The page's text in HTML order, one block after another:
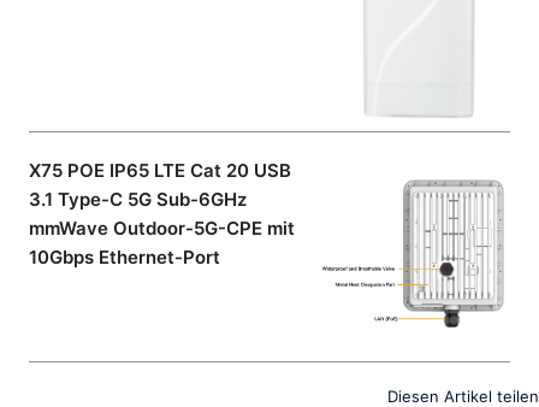
X75 POE IP65 LTE Cat 20 USB
3.1 Type-C 5G Sub-6GHz
mmWave Outdoor-5G-CPE mit
10Gbps Ethernet-Port
Diesen Artikel teilen